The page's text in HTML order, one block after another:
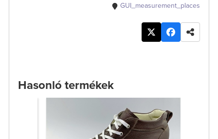
GUI_measurement_places
Hasonló termékek